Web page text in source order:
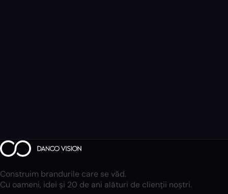
Construim brandurile care se văd.
Cu oameni, idei și 20 de ani alături de clienții noștri.